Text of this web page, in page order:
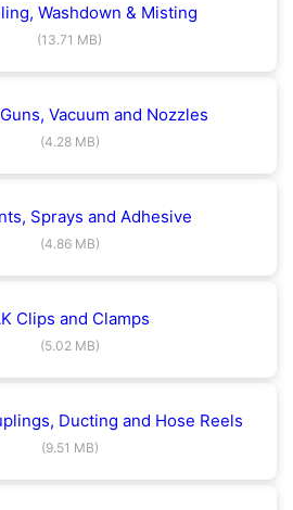
Washdown & Misting
(13.71 MB)
Vacuum and Nozzles
(4.28 MB)
Sprays and Adhesive
(4.86 MB)
Clips and Clamps
(5.02 MB)
Ducting and Hose Reels
(9.51 MB)